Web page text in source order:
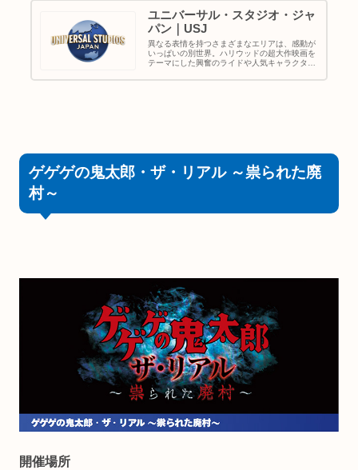
ユニバーサル・スタジオ・ジャ
パン｜USJ
異なる表情を持つさまざまなエリアは、感動が
いっぱいの別世界。ハリウッドの超大作映画を
テーマにした興奮のライドや人気キャラクター
る、ワールドクラスのエンターテイメントを集
ゲゲゲの鬼太郎・ザ・リアル ～祟られた廃
村～
開催場所